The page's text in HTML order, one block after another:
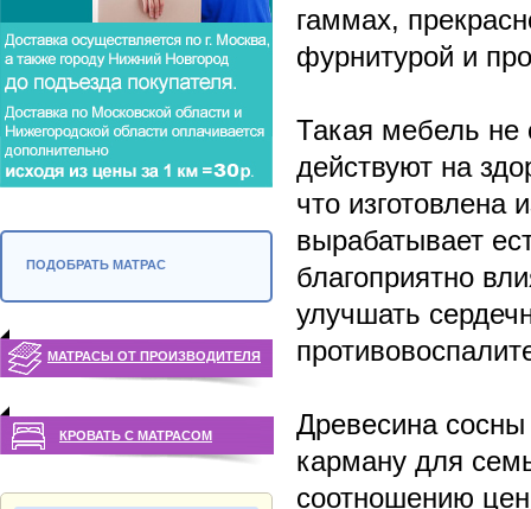
гаммах,
фурнитурой и
Такая мебель не
действуют на
что изготовлена
вырабатывает
благоприятно
улучшать
Древесина сосны
карману для
соотношению
ПОДОБРАТЬ МАТРАС
МАТРАСЫ ОТ ПРОИЗВОДИТЕЛЯ
КРОВАТЬ С МАТРАСОМ